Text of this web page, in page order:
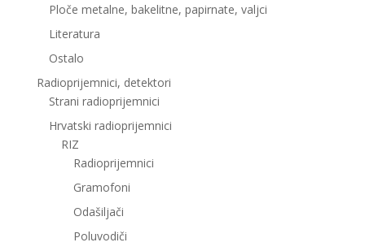
Ploče metalne, bakelitne, papirnate, valjci
Literatura
Ostalo
Radioprijemnici, detektori
Strani radioprijemnici
Hrvatski radioprijemnici
RIZ
Radioprijemnici
Gramofoni
Odašiljači
Poluvodiči